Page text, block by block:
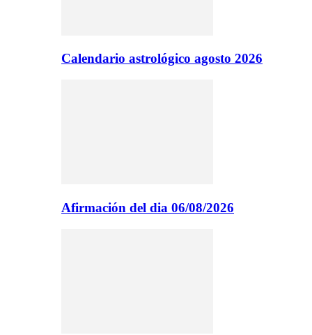
Calendario astrológico agosto 2026
Afirmación del dia 06/08/2026